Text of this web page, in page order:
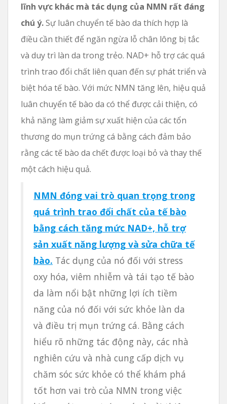
lĩnh vực khác mà tác dụng của NMN rất đáng
chú ý.Sự luân chuyển tế bào da thích hợp là
điều cần thiết để ngăn ngừa lỗ chân lông bị tắc
và duy trì làn da trong trẻo. NAD+ hỗ trợ các quá
trình trao đổi chất liên quan đến sự phát triển và
biệt hóa tế bào. Với mức NMN tăng lên, hiệu quả
luân chuyển tế bào da có thể được cải thiện, có
khả năng làm giảm sự xuất hiện của các tổn
thương do mụn trứng cá bằng cách đảm bảo
rằng các tế bào da chết được loại bỏ và thay thế
một cách hiệu quả.
NMN đóng vai trò quan trọng trong
quá trình trao đổi chất của tế bào
bằng cách tăng mức NAD+, hỗ trợ
sản xuất năng lượng và sửa chữa tế
bào. Tác dụng của nó đối với stress
oxy hóa, viêm nhiễm và tái tạo tế bào
da làm nổi bật những lợi ích tiềm
năng của nó đối với sức khỏe làn da
và điều trị mụn trứng cá. Bằng cách
hiểu rõ những tác động này, các nhà
nghiên cứu và nhà cung cấp dịch vụ
chăm sóc sức khỏe có thể khám phá
tốt hơn vai trò của NMN trong việc